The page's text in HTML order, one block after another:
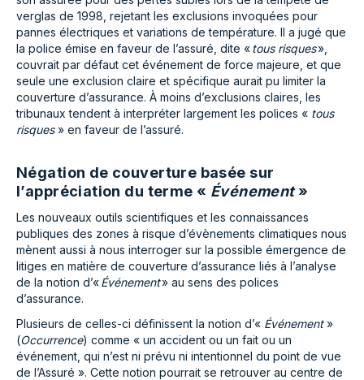
verglas de 1998, rejetant les exclusions invoquées pour
pannes électriques et variations de température. Il a jugé que
la police émise en faveur de l’assuré, dite «tous risques»,
couvrait par défaut cet événement de force majeure, et que
seule une exclusion claire et spécifique aurait pu limiter la
couverture d’assurance. À moins d’exclusions claires, les
tribunaux tendent à interpréter largement les polices « tous
risques» en faveur de l’assuré.
Négation de couverture basée sur
l’appréciation du terme « Événement»
Les nouveaux outils scientifiques et les connaissances
publiques des zones à risque d’évènements climatiques nous
mènent aussi à nous interroger sur la possible émergence de
litiges en matière de couverture d’assurance liés à l’analyse
de la notion d’«Événement» au sens des polices
d’assurance.
Plusieurs de celles-ci définissent la notion d’« Événement»
(Occurrence) comme « un accident ou un fait ou un
événement, qui n’est ni prévu ni intentionnel du point de vue
de l’Assuré ». Cette notion pourrait se retrouver au centre de